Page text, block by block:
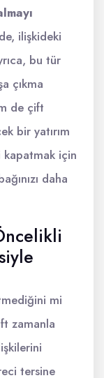
ilişkideki
bu tür
çıkma
de çift
bir yatırım
kapatmak için
daha
mi
zamanla
tersine